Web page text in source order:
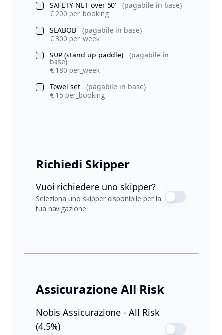
SAFETY NET over 50'
(pagabile in base)
€ 200 per_booking
SEABOB
(pagabile in base)
€ 300 per_week
SUP (stand up paddle)
(pagabile in
base)
€ 180 per_week
Towel set
(pagabile in base)
€ 15 per_booking
Richiedi Skipper
Vuoi richiedere uno skipper?
Seleziona uno skipper disponibile per la
tua navigazione
Assicurazione All Risk
Nobis Assicurazione - All Risk
(4.5%)